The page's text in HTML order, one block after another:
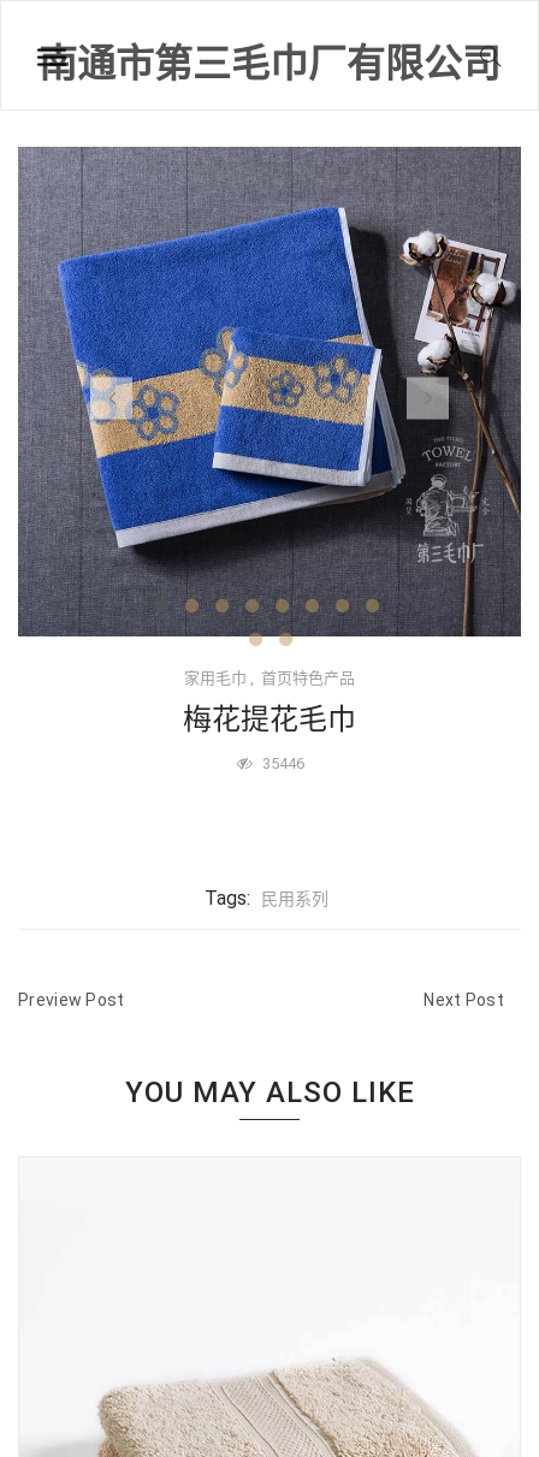
南通市第三毛巾厂有限公司
家用毛巾 , 首页特色产品
梅花提花毛巾
35446
Tags: 民用系列
Preview Post Next Post
YOU MAY ALSO LIKE